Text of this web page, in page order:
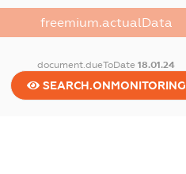
freemium.actualData
document.dueToDate18.01.24
SEARCH.ONMONITORING